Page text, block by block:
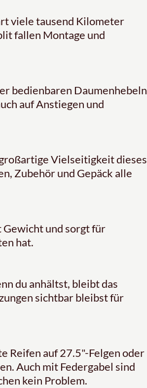
viele tausend Kilometer
fallen Montage und
bedienbaren Daumenhebeln
auf Anstiegen und
Vielseitigkeit dieses
Zubehör und Gepäck alle
und sorgt für
hat.
du anhältst, bleibt das
sichtbar bleibst für
Reifen auf 27.5"-Felgen oder
Auch mit Federgabel sind
kein Problem.